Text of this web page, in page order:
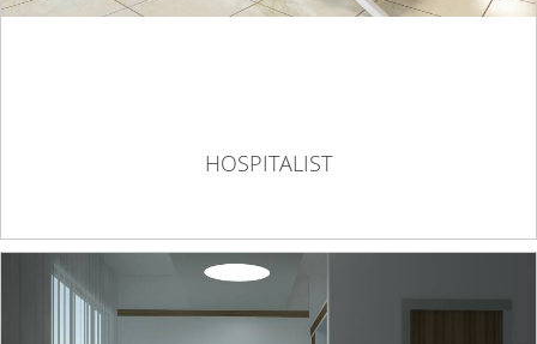
HOSPITALIST